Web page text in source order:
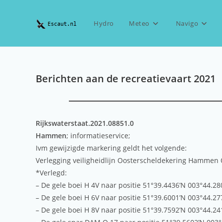
Hydro Meteo Navigo
Berichten aan de recreatievaart 2021
Rijkswaterstaat.2021.08851.0
Hammen; informatieservice;
Ivm gewijzigde markering geldt het volgende:
Verlegging veiligheidlijn Oosterscheldekering Hammen
*Verlegd:
– De gele boei H 4V naar positie 51°39.4436’N
– De gele boei H 6V naar positie 51°39.6001’N
– De gele boei H 8V naar positie 51°39.7592’N